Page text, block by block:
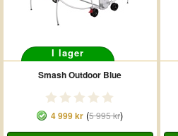
I lager
Smash Outdoor Blue
4 999 kr (5 995 kr)